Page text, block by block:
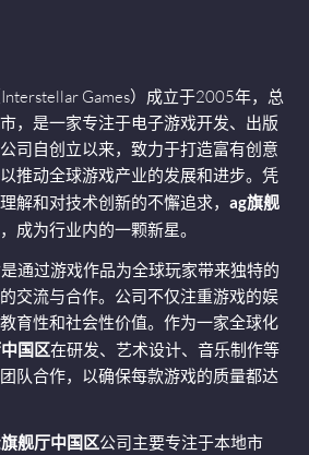
Games）成立于2005年，总
，是一家专注于电子游戏开发、出版
司自创立以来，致力于打造富有创意
推动全球游戏产业的发展和进步。凭
解和对技术创新的不懈追求， ag旗舰
成为行业内的一颗新星。
通过游戏作品为全球玩家带来独特的
交流与合作。公司不仅注重游戏的娱
育性和社会性价值。作为一家全球化
国区在研发、艺术设计、音乐制作等
队合作，以确保每款游戏的质量都达
舰厅中国区公司主要专注于本地市